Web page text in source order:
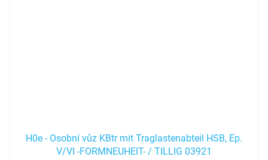
H0e - Osobní vůz KBtr mit Traglastenabteil HSB, Ep.
V/VI -FORMNEUHEIT- / TILLIG 03921